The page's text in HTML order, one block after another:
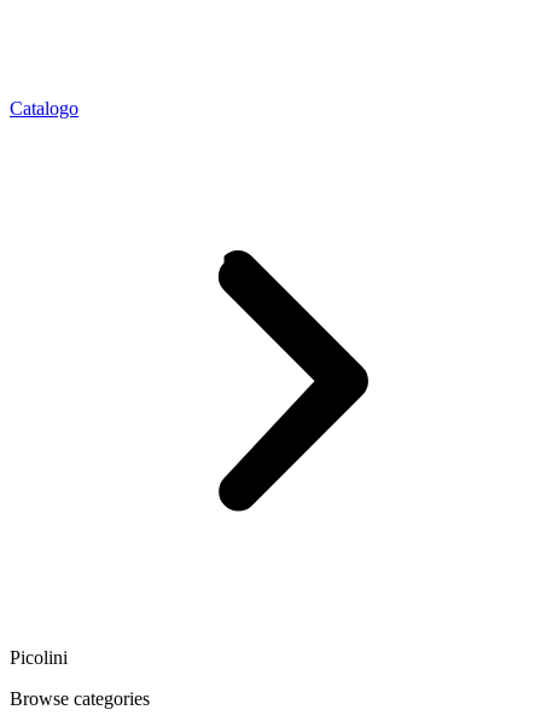
Catalogo
Picolini
Browse categories